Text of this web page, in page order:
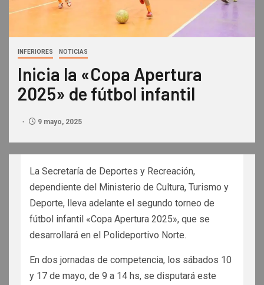
INFERIORES NOTICIAS
Inicia la «Copa Apertura
2025» de fútbol infantil
9 mayo, 2025
La Secretaría de Deportes y Recreación,
dependiente del Ministerio de Cultura, Turismo y
Deporte, lleva adelante el segundo torneo de
fútbol infantil «Copa Apertura 2025», que se
desarrollará en el Polideportivo Norte.
En dos jornadas de competencia, los sábados 10
y 17 de mayo, de 9 a 14 hs, se disputará este